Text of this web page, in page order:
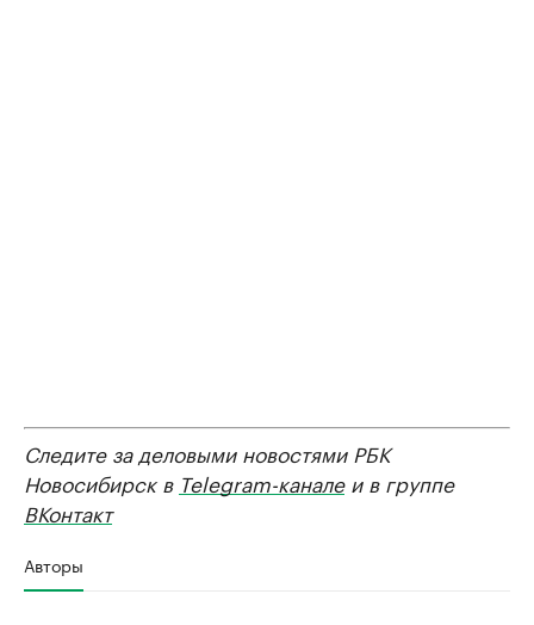
Следите за деловыми новостями РБК
Новосибирск в Telegram-каналеи в группе
ВКонтакт
Авторы